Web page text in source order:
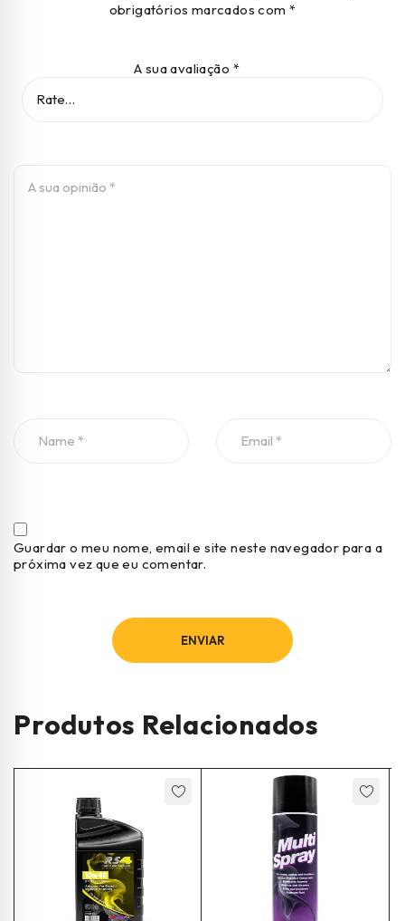
obrigatórios marcados com *
A sua avaliação *
Guardar o meu nome, email e site neste navegador para a
próxima vez que eu comentar.
Produtos Relacionados